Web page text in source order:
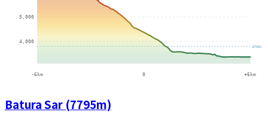
Batura Sar (7795m)